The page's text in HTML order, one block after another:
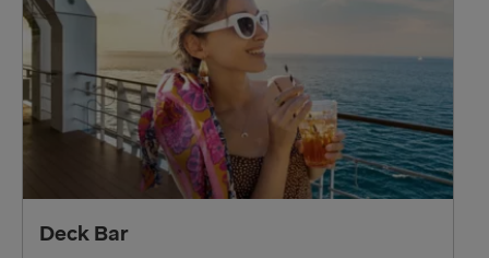
Deck Bar